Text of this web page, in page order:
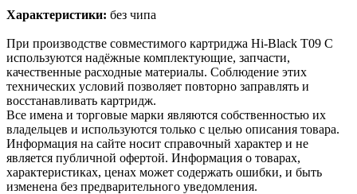
Характеристики: без чипа
При производстве совместимого картриджа Hi-Black T09 C
используются надёжные комплектующие, запчасти,
качественные расходные материалы. Соблюдение этих
технических условий позволяет повторно заправлять и
восстанавливать картридж.
Все имена и торговые марки являются собственностью их
владельцев и используются только с целью описания товара.
Информация на сайте носит справочный характер и не
является публичной офертой. Информация о товарах,
характеристиках, ценах может содержать ошибки, и быть
изменена без предварительного уведомления.